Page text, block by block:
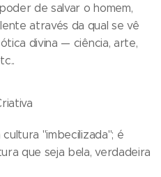
de salvar o homem,
através da qual se vê
divina — ciência, arte,
"imbecilizada"; é
que seja bela, verdadeira